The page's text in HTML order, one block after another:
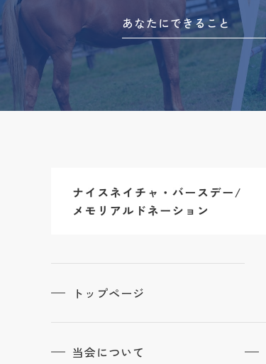
あなたにできること
トップページ
当会について